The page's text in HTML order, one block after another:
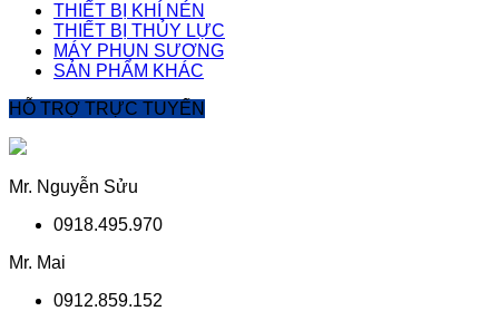
THIẾT BỊ KHÍ NÉN
THIẾT BỊ THỦY LỰC
MÁY PHUN SƯƠNG
SẢN PHẨM KHÁC
HỖ TRỢ TRỰC TUYẾN
Mr. Nguyễn Sửu
0918.495.970
Mr. Mai
0912.859.152